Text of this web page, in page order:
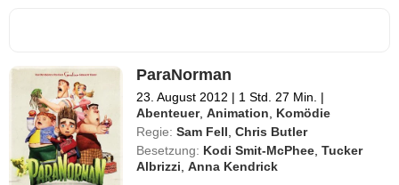
ParaNorman
23. August 2012 | 1 Std. 27 Min. |
Abenteuer,Animation
Komödie
Regie: Sam Fell ,Chris Butler
Besetzung: Kodi Smit-McPhee ,Tucker
Albrizzi ,Anna Kendrick